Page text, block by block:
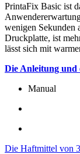
PrintaFix Basic ist
wenigen Sekunden
Druckplatte, ist
lässt sich mit
Die Anleitung
Manual
Die Haftmittel von